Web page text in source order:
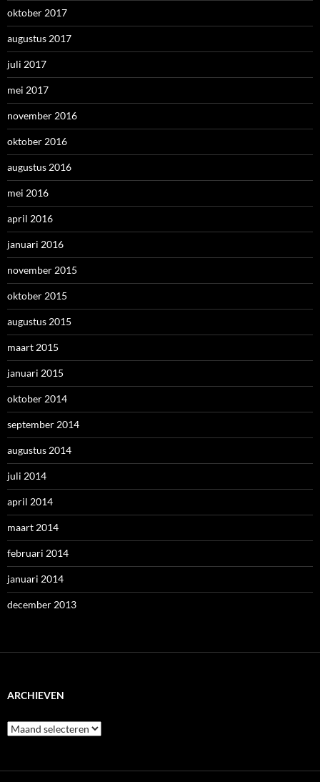
oktober 2017
augustus 2017
juli 2017
mei 2017
november 2016
oktober 2016
augustus 2016
mei 2016
april 2016
januari 2016
november 2015
oktober 2015
augustus 2015
maart 2015
januari 2015
oktober 2014
september 2014
augustus 2014
juli 2014
april 2014
maart 2014
februari 2014
januari 2014
december 2013
ARCHIEVEN
Archieven